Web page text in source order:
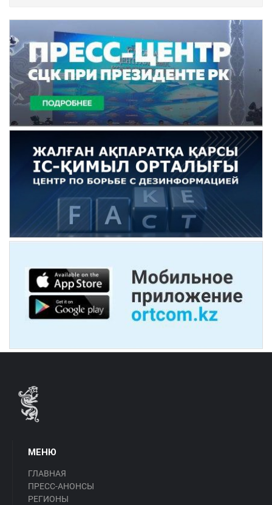
МЕНЮ
ГЛАВНАЯ
ПРЕСС-АНОНСЫ
РЕГИОНЫ